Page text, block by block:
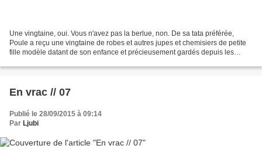
Une vingtaine, oui. Vous n'avez pas la berlue, non. De sa tata préférée,
Poule a reçu une vingtaine de robes et autres jupes et chemisiers de petite
fille modèle datant de son enfance et précieusement gardés depuis les
En vrac // 07
Publié le 28/09/2015 à 09:14
Par Ljubi